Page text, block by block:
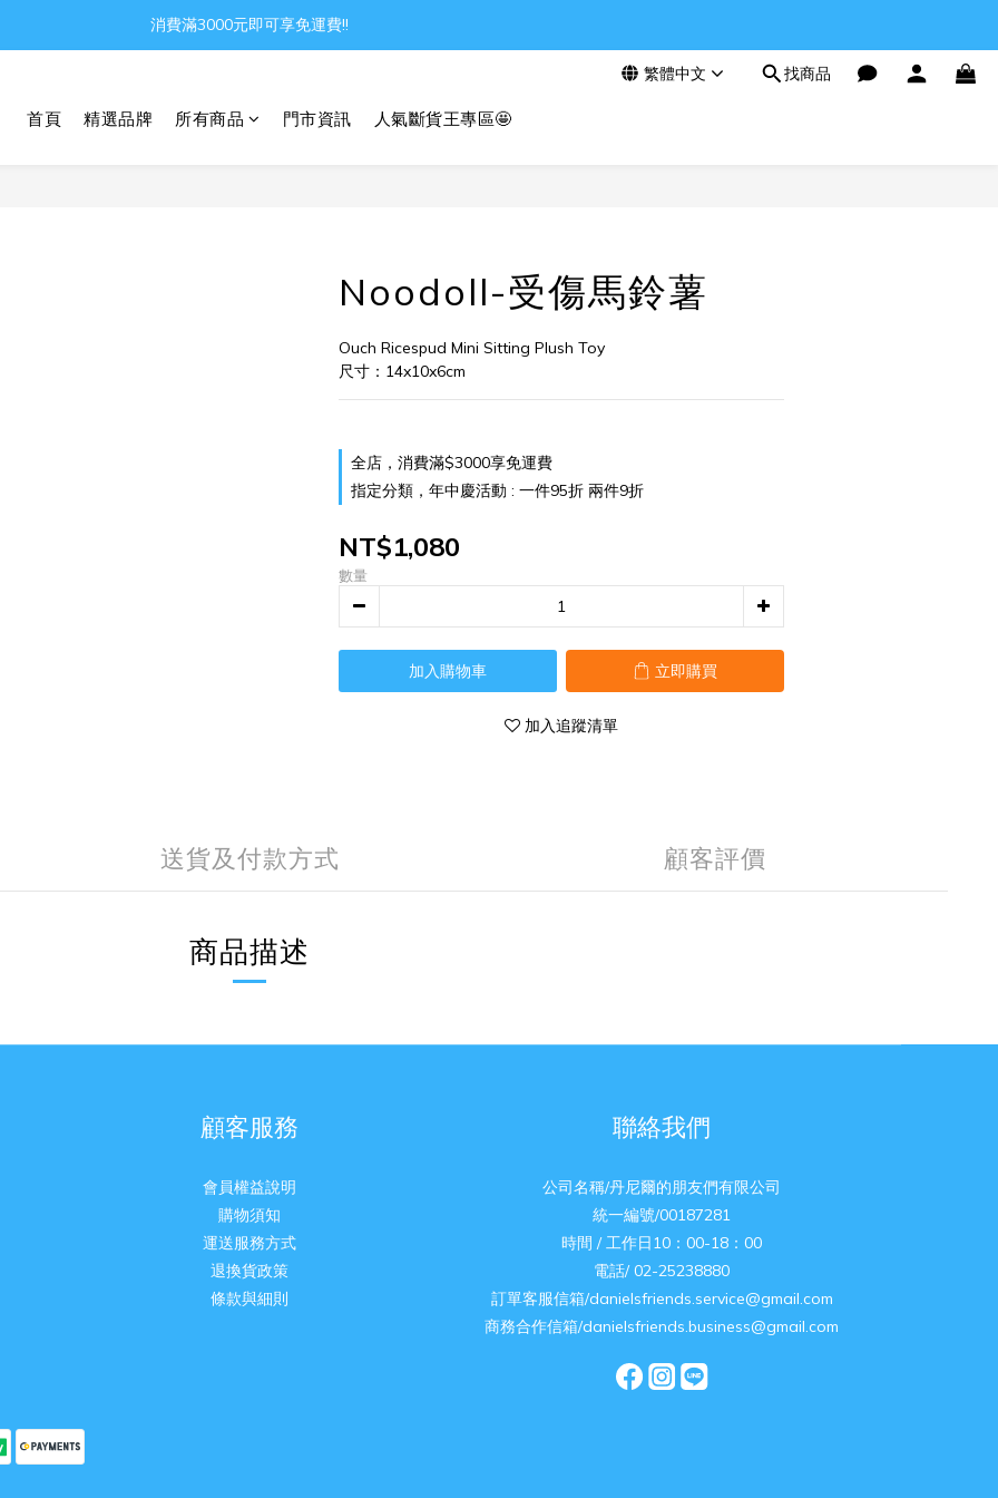
Gather all the joys in the world
消費滿3000元即可享免運費!!
繁體中文 找商品
首頁 精選品牌 所有商品 門市資訊 人氣斷貨王專區🤩
Noodoll-受傷馬鈴薯
Ouch Ricespud Mini Sitting Plush Toy
尺寸：14x10x6cm
全店，消費滿$3000享免運費
指定分類，年中慶活動 : 一件95折 兩件9折
NT$1,080
數量
加入購物車 立即購買
加入追蹤清單
送貨及付款方式 顧客評價
商品描述
顧客服務
會員權益說明
購物須知
運送服務方式
退換貨政策
條款與細則
聯絡我們
公司名稱/丹尼爾的朋友們有限公司
統一編號/00187281
時間 / 工作日10：00-18：00
電話/ 02-25238880
訂單客服信箱/danielsfriends.service@gmail.com
商務合作信箱/danielsfriends.business@gmail.com